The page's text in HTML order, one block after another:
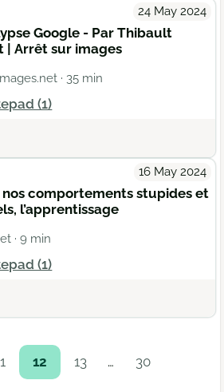
24 May 2024
Google - Par Thibault
| Arrêt sur images
· 35 min
(1)
16 May 2024
comportements stupides et
l’apprentissage
· 9 min
(1)
12 13 … 30